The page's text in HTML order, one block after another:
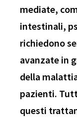
mediate,
intestinali,
richiedono
avanzate in
della
pazienti.
questi